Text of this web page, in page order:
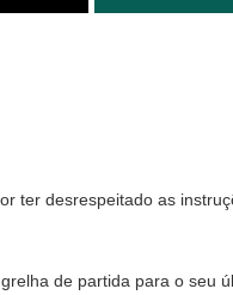
ter desrespeitado as
de partida para o seu